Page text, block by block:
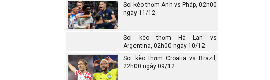
Soi kèo thơm Anh vs Pháp, 02h00
ngày 11/12
Soi kèo thơm Hà Lan vs
Argentina, 02h00 ngày 10/12
Soi kèo thơm Croatia vs Brazil,
22h00 ngày 09/12